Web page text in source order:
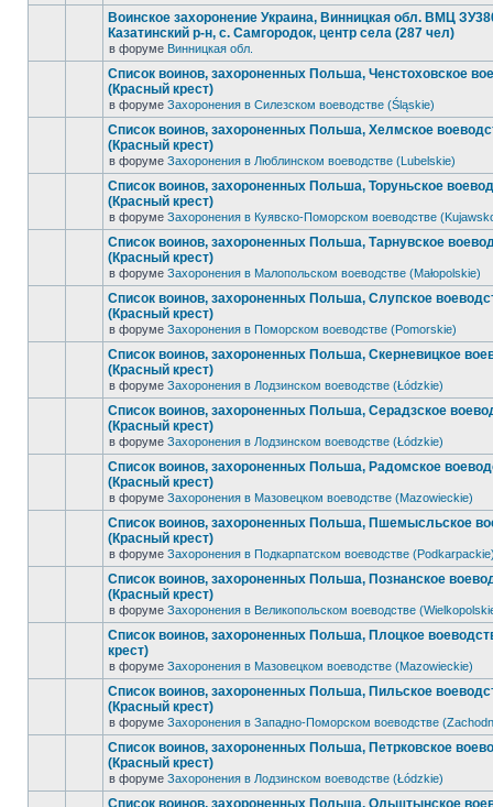
Воинское захоронение Украина, Винницкая обл. ВМЦ
Казатинский р-н, с. Самгородок, центр села (287 чел)
в форуме Винницкая обл.
Список воинов, захороненных Польша, Ченстоховское
(Красный крест)
в форуме Захоронения в Силезском воеводстве (Śląskie)
Список воинов, захороненных Польша, Хелмское
(Красный крест)
в форуме Захоронения в Люблинском воеводстве (Lubelskie)
Список воинов, захороненных Польша, Торуньское
(Красный крест)
в форуме Захоронения в Куявско-Поморском воеводстве
Список воинов, захороненных Польша, Тарнувское
(Красный крест)
в форуме Захоронения в Малопольском воеводстве (Małopolskie)
Список воинов, захороненных Польша, Слупское
(Красный крест)
в форуме Захоронения в Поморском воеводстве (Pomorskie)
Список воинов, захороненных Польша, Скерневицкое
(Красный крест)
в форуме Захоронения в Лодзинском воеводстве (Łódzkie)
Список воинов, захороненных Польша, Серадзское
(Красный крест)
в форуме Захоронения в Лодзинском воеводстве (Łódzkie)
Список воинов, захороненных Польша, Радомское
(Красный крест)
в форуме Захоронения в Мазовецком воеводстве (Mazowieckie)
Список воинов, захороненных Польша, Пшемысльское
(Красный крест)
в форуме Захоронения в Подкарпатском воеводстве
Список воинов, захороненных Польша, Познанское
(Красный крест)
в форуме Захоронения в Великопольском воеводстве
Список воинов, захороненных Польша, Плоцкое
крест)
в форуме Захоронения в Мазовецком воеводстве (Mazowieckie)
Список воинов, захороненных Польша, Пильское
(Красный крест)
в форуме Захоронения в Западно-Поморском воеводстве
Список воинов, захороненных Польша, Петрковское
(Красный крест)
в форуме Захоронения в Лодзинском воеводстве (Łódzkie)
Список воинов, захороненных Польша, Ольштынское